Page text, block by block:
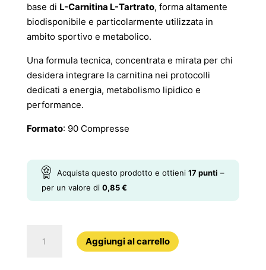
base di L-Carnitina L-Tartrato, forma altamente
biodisponibile e particolarmente utilizzata in
ambito sportivo e metabolico.
Una formula tecnica, concentrata e mirata per chi
desidera integrare la carnitina nei protocolli
dedicati a energia, metabolismo lipidico e
performance.
Formato: 90 Compresse
Acquista questo prodotto e ottieni 17punti –
per un valore di 0,85€
CARNITINE
Aggiungi al carrello